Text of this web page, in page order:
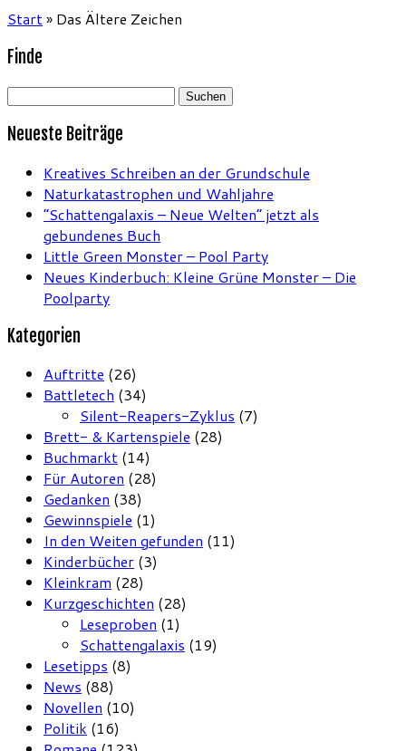
Start» Das Ältere Zeichen
Finde
Suchen
Neueste Beiträge
Kreatives Schreiben an der Grundschule
Naturkatastrophen und Wahljahre
“Schattengalaxis – Neue Welten” jetzt als
gebundenes Buch
Little Green Monster – Pool Party
Neues Kinderbuch: Kleine Grüne Monster – Die
Poolparty
Kategorien
Auftritte (26)
Battletech (34)
Silent-Reapers-Zyklus (7)
Brett- & Kartenspiele (28)
Buchmarkt (14)
Für Autoren (28)
Gedanken (38)
Gewinnspiele (1)
In den Weiten gefunden (11)
Kinderbücher (3)
Kleinkram (28)
Kurzgeschichten (28)
Leseproben (1)
Schattengalaxis (19)
Lesetipps (8)
News (88)
Novellen (10)
Politik (16)